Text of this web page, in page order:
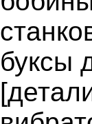
буксы